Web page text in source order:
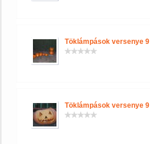
Töklámpások versenye 9
Töklámpások versenye 9